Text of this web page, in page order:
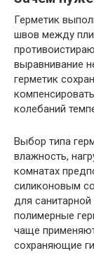
Герметик
швов между
выравнивание
герметик
колебаний
Выбор типа
влажность,
комнатах
силиконовым
для
полимерные
чаще
сохраняющие